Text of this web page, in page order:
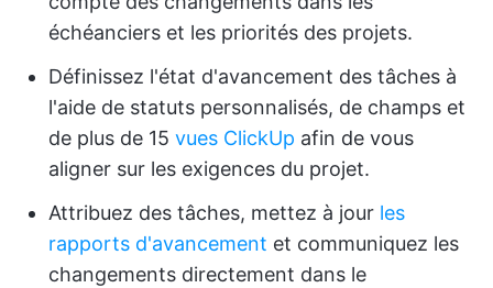
échéanciers et les priorités des projets.
Définissez l'état d'avancement des tâches à
l'aide de statuts personnalisés, de champs et
de plus de 15 vues ClickUp afin de vous
aligner sur les exigences du projet.
Attribuez des tâches, mettez à jour les
rapports d'avancement et communiquez les
changements directement dans le